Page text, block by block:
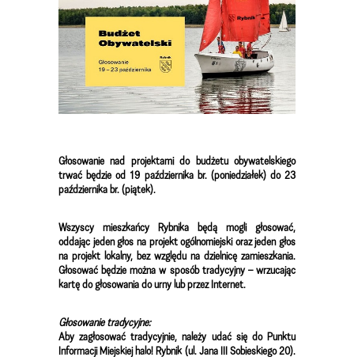
Głosowanie nad projektami do budżetu obywatelskiego
trwać będzie od 19 października br. (poniedziałek) do 23
października br. (piątek).
Wszyscy mieszkańcy Rybnika będą mogli głosować,
oddając jeden głos na projekt ogólnomiejski oraz jeden głos
na projekt lokalny, bez względu na dzielnicę zamieszkania.
Głosować będzie można w sposób tradycyjny – wrzucając
kartę do głosowania do urny lub przez Internet.
Głosowanie tradycyjne:
Aby zagłosować tradycyjnie, należy udać się do Punktu
Informacji Miejskiej halo! Rybnik (ul. Jana III Sobieskiego 20).